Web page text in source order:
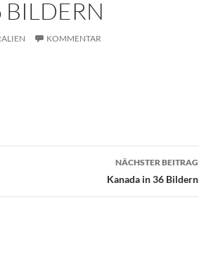
KOMMENTAR
NÄCHSTER BEITRAG
Kanada in 36 Bildern